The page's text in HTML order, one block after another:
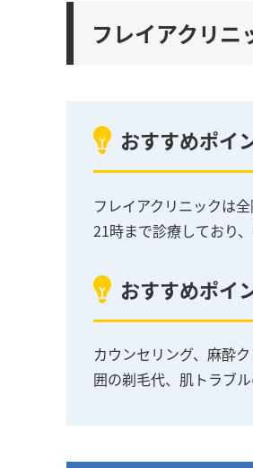
フレイアクリニ
おすすめポイ
フレイアクリニックは
21時まで診療しており
おすすめポイ
カウンセリング、麻酔
囲の剃毛代、肌トラブ